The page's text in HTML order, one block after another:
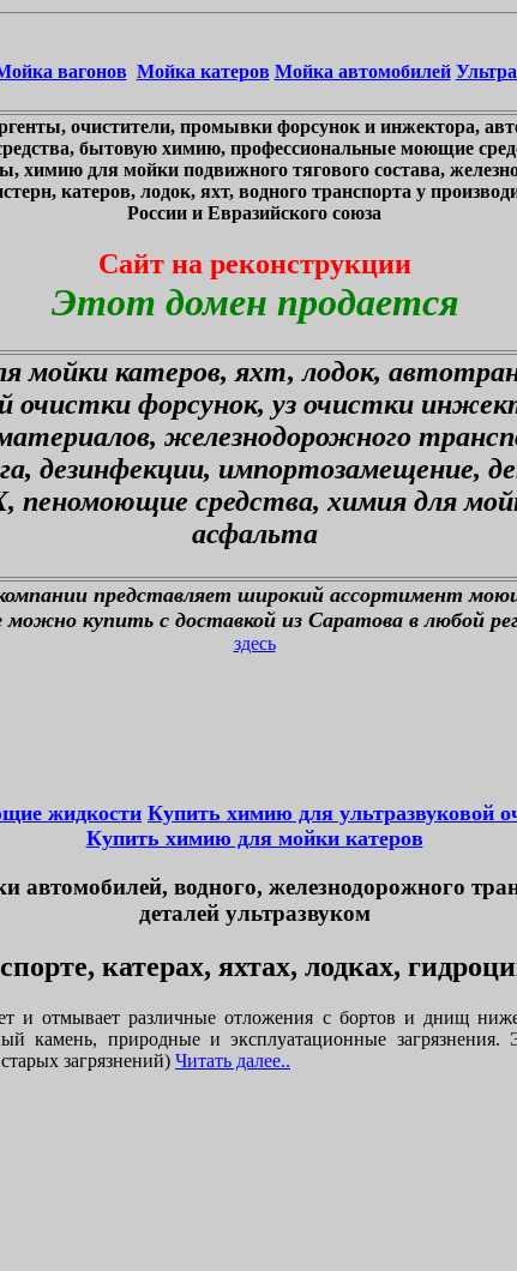
вагонов Мойка катеров Мойка автомобилей
очистители, промывки форсунок и инжектора,
бытовую химию, профессиональные моющие
химию для мойки подвижного тягового состава,
катеров, лодок, яхт, водного транспорта у
России и Евразийского союза
Сайт на реконструкции
Этот домен продается
мойки катеров, яхт, лодок,
очистки форсунок, уз очистки
железнодорожного
дезинфекции, импортозамещение,
средства, химия для
асфальта
представляет широкий ассортимент
купить с доставкой из Саратова в любой
здесь
жидкости Купить химию для ультразвуковой
Купить химию для мойки катеров
автомобилей, водного, железнодорожного
деталей ультразвуком
катерах, яхтах, лодках,
и отмывает различные отложения с бортов и днищ
камень, природные и эксплуатационные загрязнения.
загрязнений) Читать далее..